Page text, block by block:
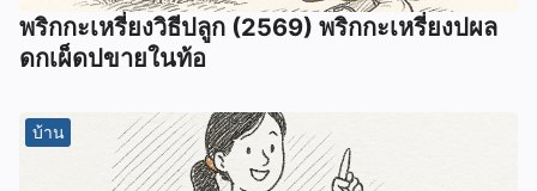
พริกกะเหรี่ยงวิธีปลูก (2569) พริกกะเหรี่ยงปผล
ดกเผ็ดปขายในท้อ
บ้าน